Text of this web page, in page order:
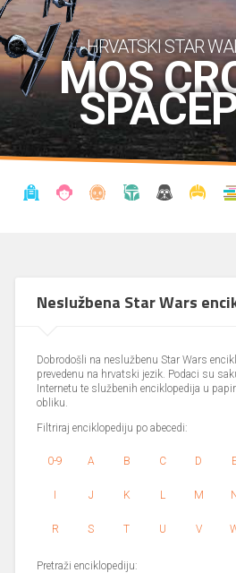
HRVATSKI STAR
MOS
Neslužbena Star Wars
Dobrodošli na neslužbenu Star Wars
prevedenu na hrvatski jezik. Podaci su
Internetu te službenih enciklopedija u
obliku.
Filtriraj enciklopediju po abecedi:
0-9 A B C D
I J K L M
R S T U V
Pretraži enciklopediju: